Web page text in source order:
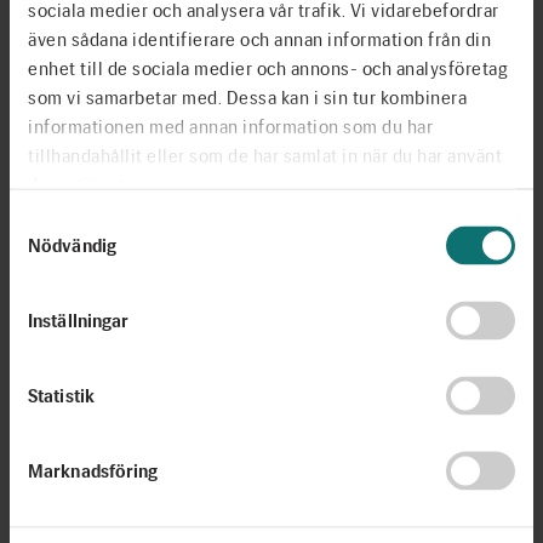
sociala medier och analysera vår trafik. Vi vidarebefordrar
även sådana identifierare och annan information från din
enhet till de sociala medier och annons- och analysföretag
som vi samarbetar med. Dessa kan i sin tur kombinera
informationen med annan information som du har
tillhandahållit eller som de har samlat in när du har använt
Nödvändig
Inställningar
Statistik
Marknadsföring
Stockholm visade sig från sin allra vackraste sida dessa
julidagar och konferensdeltagarna kunde återvända hem
med nya insikter, nya tankar och många minnen.
826 National
Fighting Words
Grimm & Co
Noordje, Nederländerna